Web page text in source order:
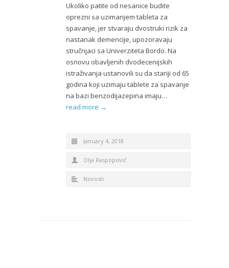
Ukoliko patite od nesanice budite
oprezni sa uzimanjem tableta za
spavanje, jer stvaraju dvostruki rizik za
nastanak demencije, upozoravaju
stručnjaci sa Univerziteta Bordo. Na
osnovu obavljenih dvodecenijskih
istraživanja ustanovili su da stariji od 65
godina koji uzimaju tablete za spavanje
na bazi benzodijazepina imaju…
read more →
January 4, 2018
Olja Raspopović
Novosti